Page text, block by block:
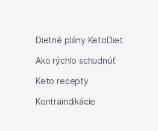
Dietné plány KetoDiet
Ako rýchlo schudnúť
Keto recepty
Kontraindikácie